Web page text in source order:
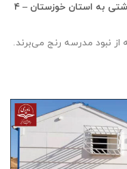
تقدیم ۷ مدرسه یک کلاسه با سرويس بهداشتی به استان خوزستان – ۴
نبود مدرسه رنج می‌برند.